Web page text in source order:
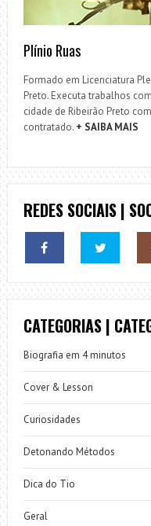
Plínio Ruas
Formado em Licenciatura
Preto. Executa trabalhos
cidade de Ribeirão Preto
contratado. + SAIBA MAIS
REDES SOCIAIS |
CATEGORIAS |
Biografia em 4 minutos
Cover & Lesson
Curiosidades
Detonando Métodos
Dica do Tio
Geral